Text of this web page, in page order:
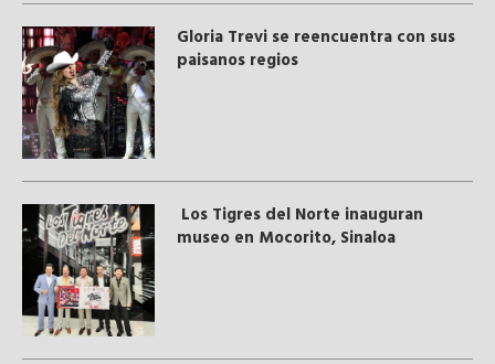
Gloria Trevi se reencuentra con sus
paisanos regios
Los Tigres del Norte inauguran
museo en Mocorito, Sinaloa